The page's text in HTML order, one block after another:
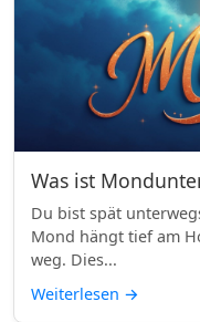
Was ist
Du bist spät
Mond hängt tief am
weg. Dies...
Weiterlesen →